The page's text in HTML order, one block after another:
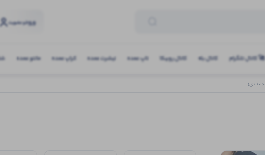
ورودو عضویت
🚀 کانال تلگرام کانال بله کانال روبیکا تاپ عمده تیشرت عمده کراپ عمده مانتو عمده